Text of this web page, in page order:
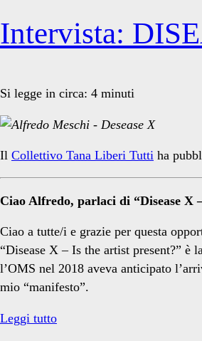
specisti</span>
Intervista:
Si legge in circa: 4 minuti
Il Collettivo Tana Liberi Tutti ha
Ciao Alfredo, parlaci di “Disease X
Ciao a tutte/i e grazie per questa
“Disease X – Is the artist present?”
l’OMS nel 2018 aveva anticipato
mio “manifesto”.
Leggi tuttoIntervista: